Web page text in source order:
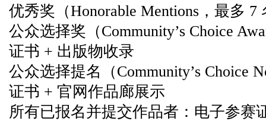
优秀奖（Honorable Mentions，最多
公众选择奖（Community’s Choice
证书 + 出版物收录
公众选择提名（Community’s Choice
证书 + 官网作品廊展示
所有已报名并提交作品者：电子参赛